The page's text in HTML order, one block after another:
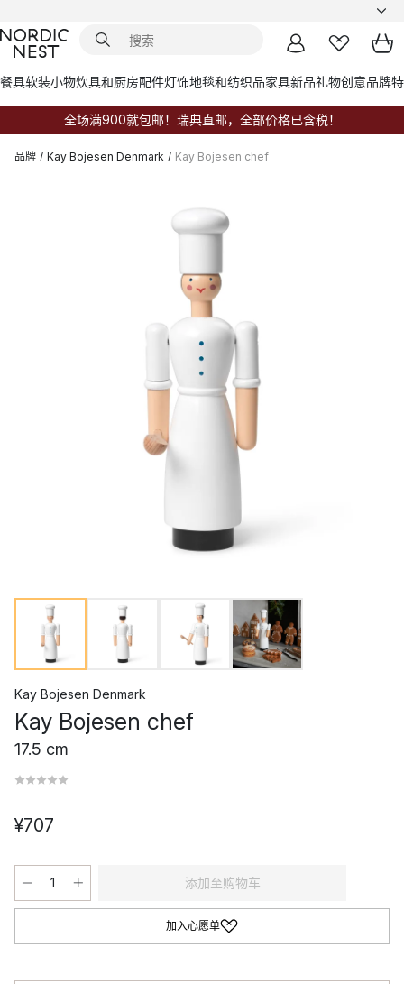
餐具软装小物炊具和厨房配件灯饰地毯和纺织品家具新品礼物创意品牌
全场满900就包邮！瑞典直邮，全部价格已含税！
品牌 / Kay Bojesen Denmark / Kay Bojesen chef
Kay Bojesen Denmark
Kay Bojesen chef
17.5 cm
¥707
添加至购物车
加入心愿单